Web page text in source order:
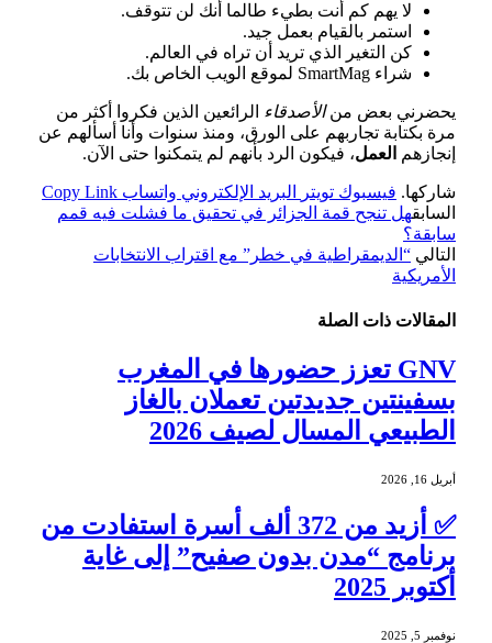
لا يهم كم أنت بطيء طالما أنك لن تتوقف.
استمر بالقيام بعمل جيد.
كن التغير الذي تريد أن تراه في العالم.
شراء SmartMag لموقع الويب الخاص بك.
يحضرني بعض منالأصدقاء الرائعين الذين فكروا أكثر من
مرة بكتابة تجاربهم على الورق، ومنذ سنوات وأنا أسألهم عن
إنجازهم العمل، فيكون الرد بأنهم لم يتمكنوا حتى الآن.
شاركها. فيسبوك تويتر البريد الإلكتروني واتساب Copy Link
السابقهل تنجح قمة الجزائر في تحقيق ما فشلت فيه قمم
سابقة؟
التالي “الديمقراطية في خطر” مع اقتراب الانتخابات
الأمريكية
المقالات ذات الصلة
GNV تعزز حضورها في المغرب
بسفينتين جديدتين تعملان بالغاز
الطبيعي المسال لصيف 2026
أبريل 16, 2026
✅ أزيد من 372 ألف أسرة استفادت من
برنامج “مدن بدون صفيح” إلى غاية
أكتوبر 2025
نوفمبر 5, 2025